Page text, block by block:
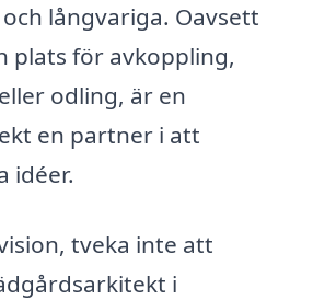
långvariga. Oavsett
plats för avkoppling,
odling, är en
en partner i att
idéer.
tveka inte att
i